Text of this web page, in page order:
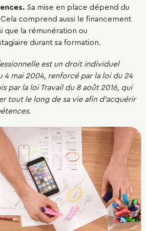
Sa mise en place dépend du
comprend aussi le financement
que la rémunération ou
durant sa formation.
est un droit individuel
4 mai 2004, renforcé par la loi du 24
par la loi Travail du 8 août 2016, qui
tout le long de sa vie afin d'acquérir